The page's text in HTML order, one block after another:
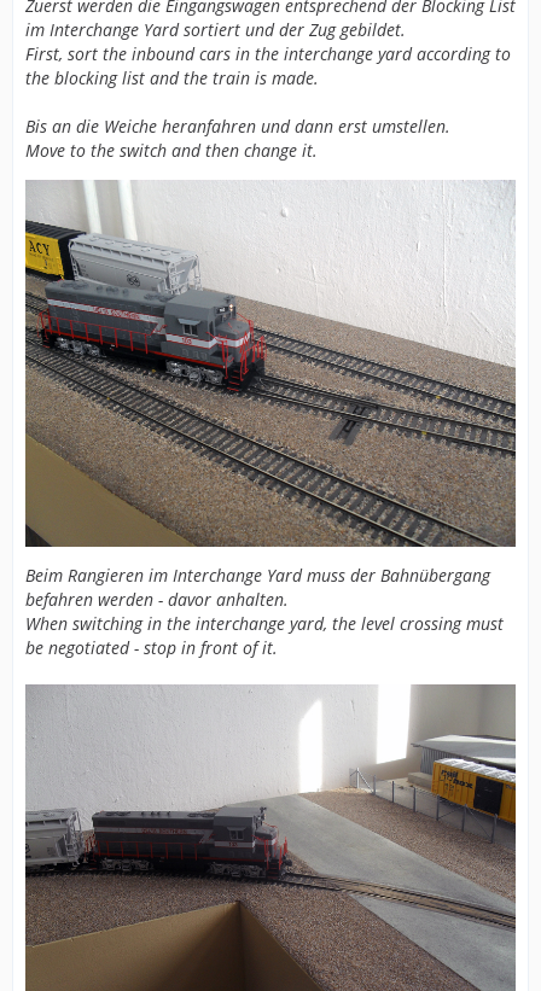
Zuerst werden die Eingangswagen entsprechend der Blocking List
im Interchange Yard sortiert und der Zug gebildet.
First, sort the inbound cars in the interchange yard according to
the blocking list and the train is made.
Bis an die Weiche heranfahren und dann erst umstellen.
Move to the switch and then change it.
Beim Rangieren im Interchange Yard muss der Bahnübergang
befahren werden - davor anhalten.
When switching in the interchange yard, the level crossing must
be negotiated - stop in front of it.